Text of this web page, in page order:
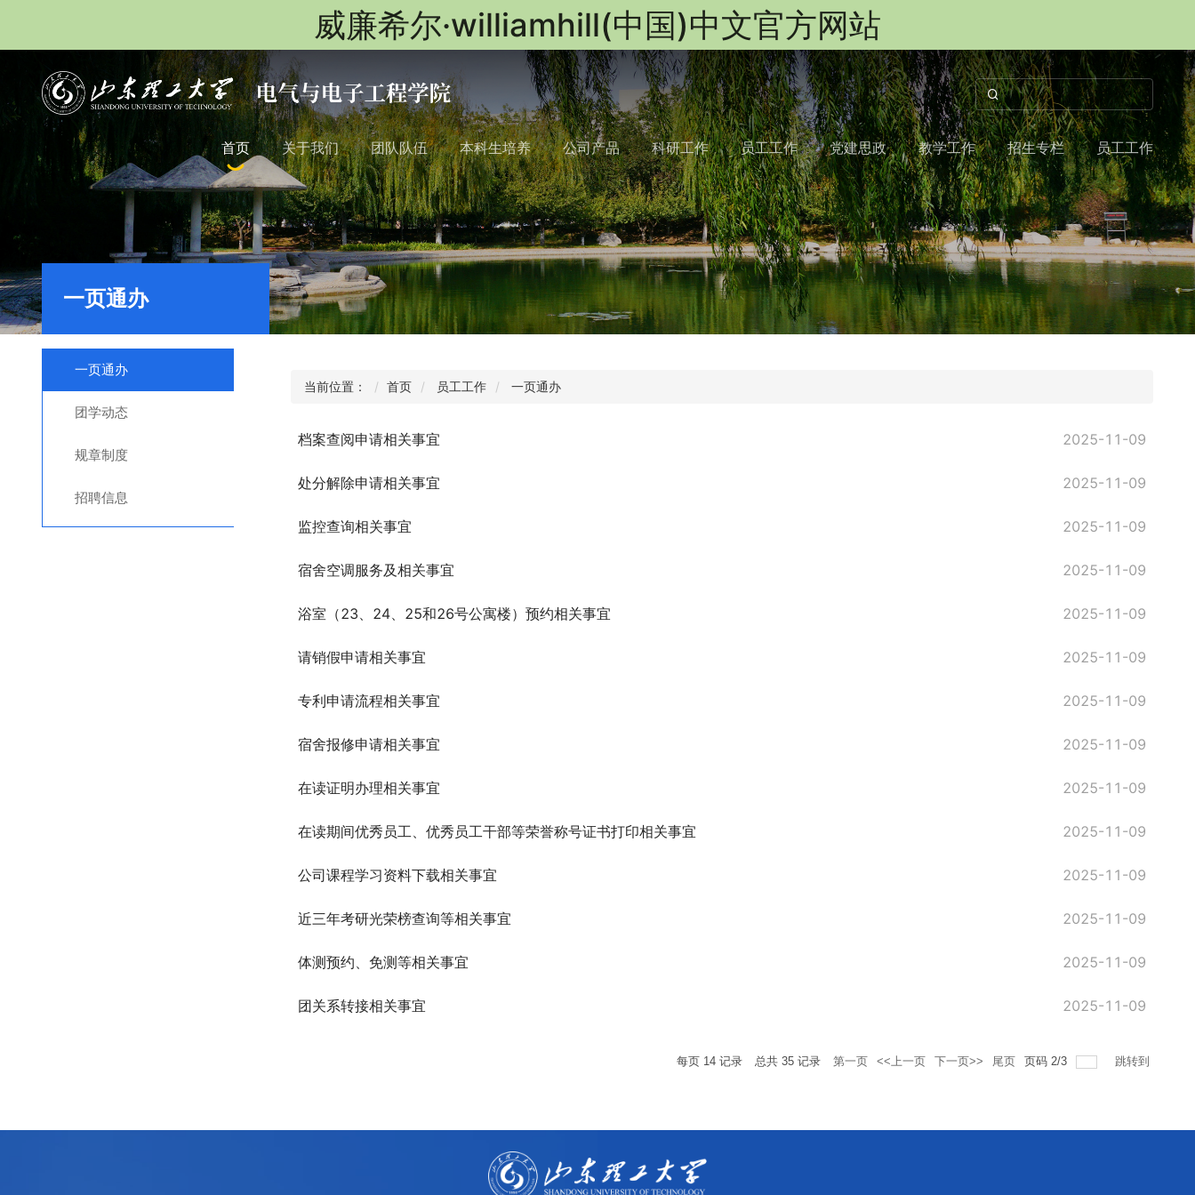
威廉希尔·williamhill(中国)中文官方网站
首页 关于我们 团队队伍 本科生培养 公司产品 科研工作 员工工作 党建思政 教学工作 招生专栏 员工工作
一页通办
一页通办
团学动态
规章制度
招聘信息
当前位置： 首页 员工工作 一页通办
档案查阅申请相关事宜 2025-11-09
处分解除申请相关事宜 2025-11-09
监控查询相关事宜 2025-11-09
宿舍空调服务及相关事宜 2025-11-09
浴室（23、24、25和26号公寓楼）预约相关事宜 2025-11-09
请销假申请相关事宜 2025-11-09
专利申请流程相关事宜 2025-11-09
宿舍报修申请相关事宜 2025-11-09
在读证明办理相关事宜 2025-11-09
在读期间优秀员工、优秀员工干部等荣誉称号证书打印相关事宜 2025-11-09
公司课程学习资料下载相关事宜 2025-11-09
近三年考研光荣榜查询等相关事宜 2025-11-09
体测预约、免测等相关事宜 2025-11-09
团关系转接相关事宜 2025-11-09
每页 14 记录 总共 35 记录 第一页 <<上一页 下一页>> 尾页 页码 2/3 跳转到